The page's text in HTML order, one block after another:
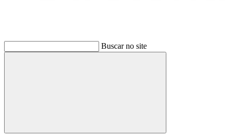
Buscar no site
Buscar